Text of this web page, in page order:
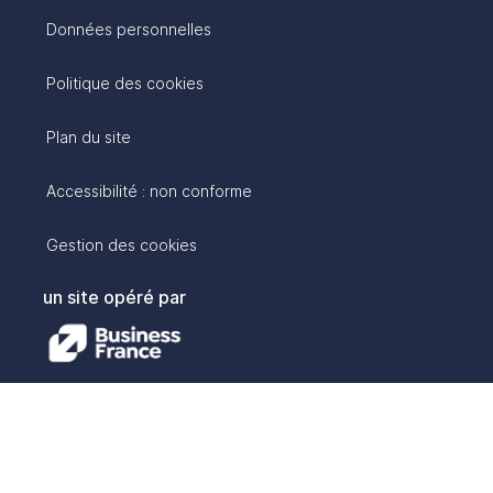
Données personnelles
Politique des cookies
Plan du site
Accessibilité : non conforme
Gestion des cookies
un site opéré par
avec :